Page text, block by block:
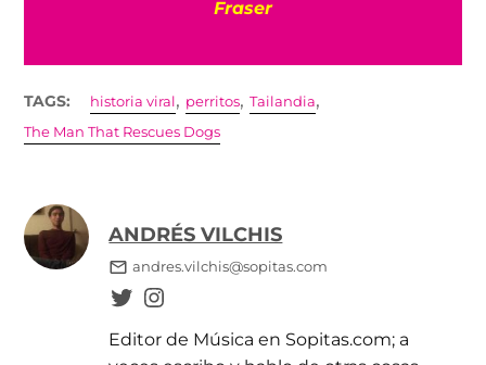
Fraser
TAGS: historia viral, perritos,Tailandia,
The Man That Rescues Dogs
ANDRÉS VILCHIS
andres.vilchis@sopitas.com
Editor de Música en Sopitas.com; a